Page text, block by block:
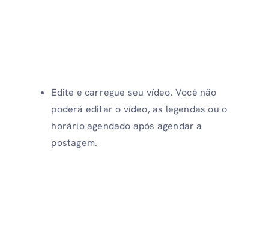
Edite e carregue seu vídeo. Você não
poderá editar o vídeo, as legendas ou o
horário agendado após agendar a
postagem.